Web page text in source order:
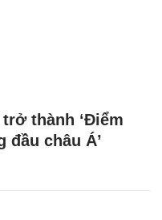
thành ‘Điểm
châu Á’